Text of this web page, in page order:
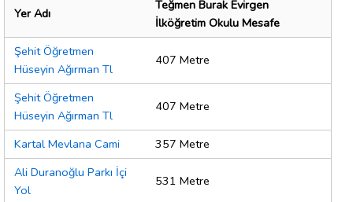
Yer Adı
Teğmen Burak Evirgen
İlköğretim Okulu Mesafe
Şehit Öğretmen
Hüseyin Ağırman Tl
407 Metre
Şehit Öğretmen
Hüseyin Ağırman Tl
407 Metre
Kartal Mevlana Cami
357 Metre
Ali Duranoğlu Parkı İçi
Yol
531 Metre